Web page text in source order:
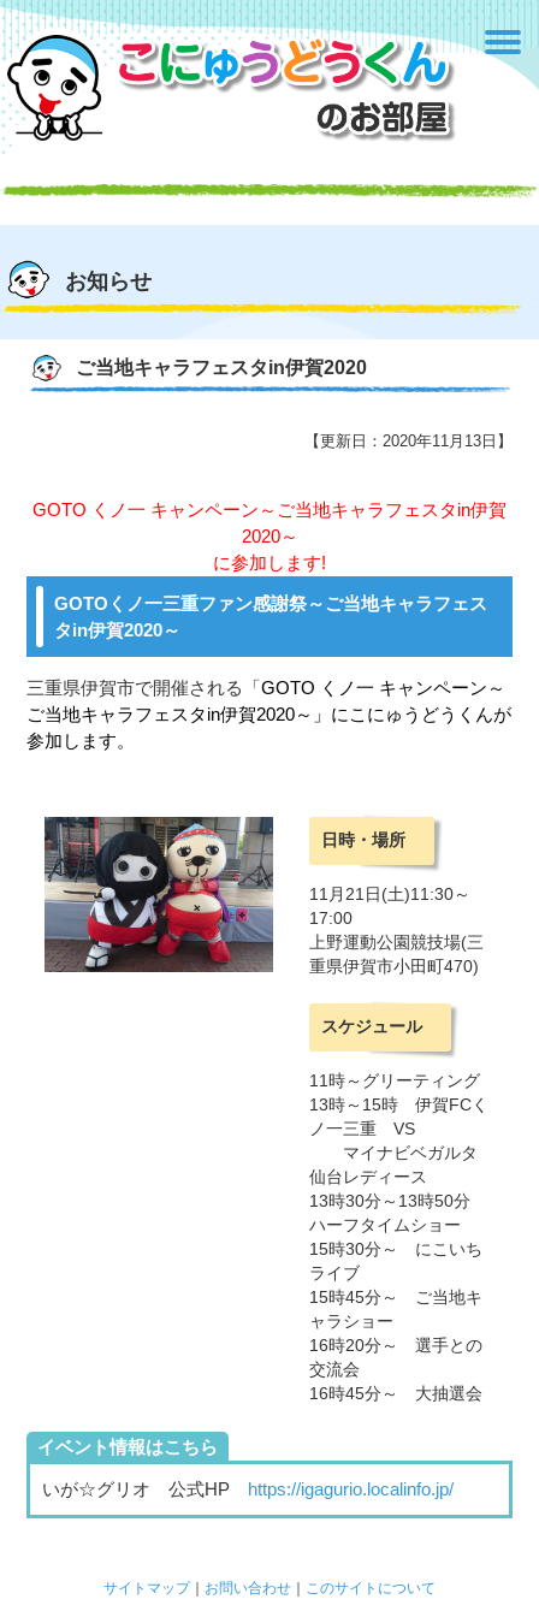
お知らせ
ご当地キャラフェスタin伊賀2020
【更新日：2020年11月13日】
GOTO くノ一 キャンペーン～ご当地キャラフェスタin伊賀
2020～
に参加します!
GOTO くノ一三重ファン感謝祭～ご当地キャラフェス
タin伊賀2020～
三重県伊賀市で開催される「GOTO くノ一 キャンペーン～
ご当地キャラフェスタin伊賀2020～」にこにゅうどうくんが
参加します。
日時・場所
11月21日(土)11:30～
17:00
上野運動公園競技場(三
重県伊賀市小田町470)
スケジュール
11時～グリーティング
13時～15時 伊賀FCく
ノ一三重 VS
マイナビベガルタ
仙台レディース
13時30分～13時50分
ハーフタイムショー
15時30分～ にこいち
ライブ
15時45分～ ご当地キ
ャラショー
16時20分～ 選手との
交流会
16時45分～ 大抽選会
イベント情報はこちら
いが☆グリオ 公式HP https://igagurio.localinfo.jp/
サイトマップ｜ お問い合わせ ｜ このサイトについて